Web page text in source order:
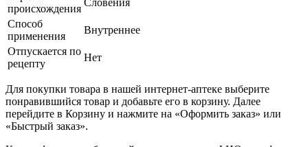
происхождения
Способ
применения
Внутреннее
Отпускается по
рецепту
Нет
Для покупки товара в нашей интернет-аптеке выберите
понравившийся товар и добавьте его в корзину. Далее
перейдите в Корзину и нажмите на «Оформить заказ» или
«Быстрый заказ».